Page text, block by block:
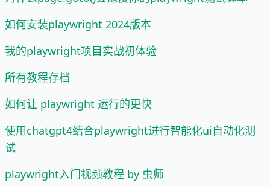
如何安装playwright 2024版本
我的playwright项目实战初体验
所有教程存档
如何让 playwright 运行的更快
使用chatgpt4结合playwright进行智能化ui自动化测
试
playwright入门视频教程 by 虫师